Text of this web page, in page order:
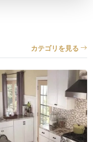
カテゴリを見る